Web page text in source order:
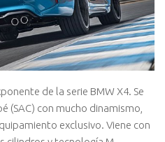
de la serie BMW X4. Se
(SAC) con mucho dinamismo,
exclusivo. Viene con